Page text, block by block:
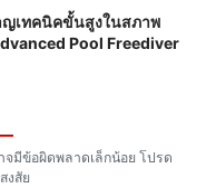
ญเทคนิคขั้นสูงในสภาพ
Pool Freediver
มีข้อผิดพลาดเล็กน้อย โปรด
งสัย